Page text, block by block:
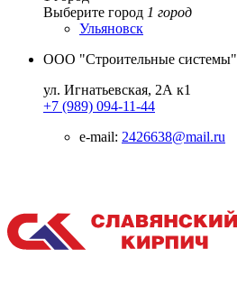
Выберите город 1 город
Ульяновск
ООО "Строительные системы"
ул. Игнатьевская, 2А к1
+7 (989) 094-11-44
e-mail: 2426638@mail.ru